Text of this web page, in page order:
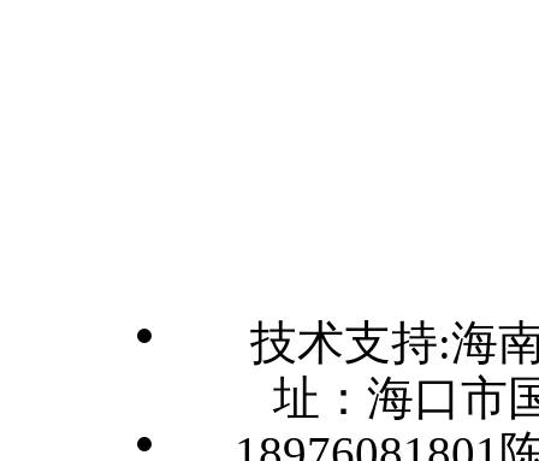
技术支持:海
址：海口市